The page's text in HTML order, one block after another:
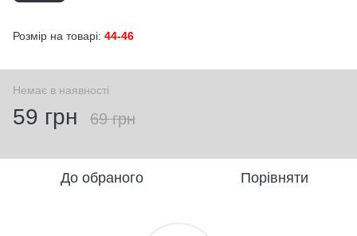
Розмір на товарі: 44-46
Немає в наявності
59 грн 69 грн
До обраного Порівняти